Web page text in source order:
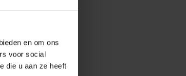
en om ons
voor social
die u aan ze heeft